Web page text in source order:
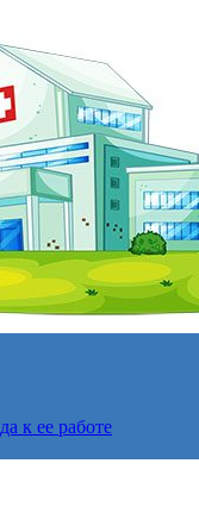
к ее работе